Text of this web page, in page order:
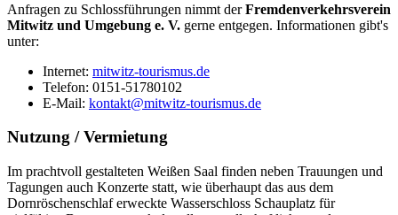
Anfragen zu Schlossführungen nimmt derFremdenverkehrsverein
Mitwitz und Umgebung e. V. gerne entgegen. Informationen gibt's
unter:
Internet: mitwitz-tourismus.de
Telefon: 0151-51780102
E-Mail: kontakt@mitwitz-tourismus.de
Nutzung / Vermietung
Im prachtvoll gestalteten Weißen Saal finden neben Trauungen und
Tagungen auch Konzerte statt, wie überhaupt das aus dem
Dornröschenschlaf erweckte Wasserschloss Schauplatz für